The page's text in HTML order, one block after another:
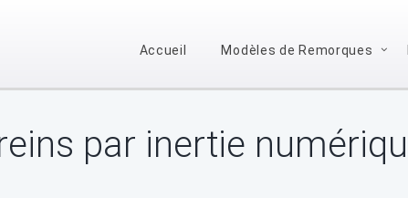
Accueil Modèles de Remorques
par inertie